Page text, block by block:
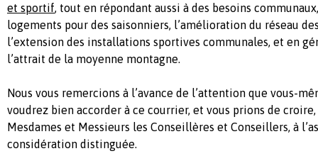
et sportif, tout en répondant aussi à des besoins
logements pour des saisonniers, l’amélioration du réseau
l’extension des installations sportives communales, et en
l’attrait de la moyenne montagne.
Nous vous remercions à l’avance de l’attention que vous-
voudrez bien accorder à ce courrier, et vous prions de
Mesdames et Messieurs les Conseillères et Conseillers, à
considération distinguée.